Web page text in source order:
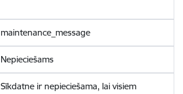
maintenance_message
Nepieciešams
Sīkdatne ir nepieciešama, lai visiem